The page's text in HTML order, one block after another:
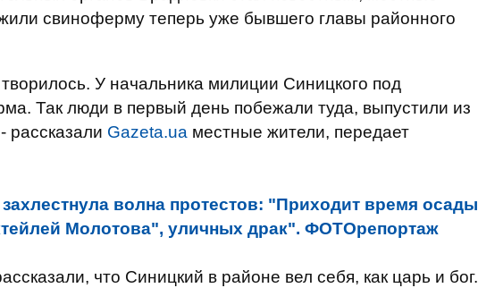
свиноферму теперь уже бывшего главы районного
У начальника милиции Синицкого под
Так люди в первый день побежали туда, выпустили из
рассказали Gazeta.ua местные жители, передает
волна протестов: "Приходит время осады
Молотова", уличных драк". ФОТОрепортаж
что Синицкий в районе вел себя, как царь и бог.